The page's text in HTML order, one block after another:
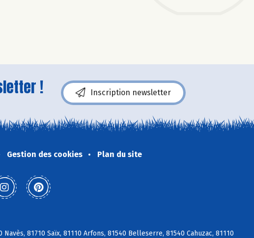
! Inscription newsletter
Gestion des cookies Plan du site
81710 Saïx, 81110 Arfons, 81540 Belleserre, 81540 Cahuzac, 81110